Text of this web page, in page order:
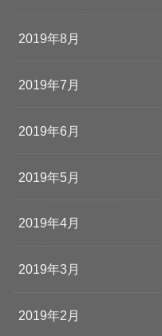
2019年8月
2019年7月
2019年6月
2019年5月
2019年4月
2019年3月
2019年2月